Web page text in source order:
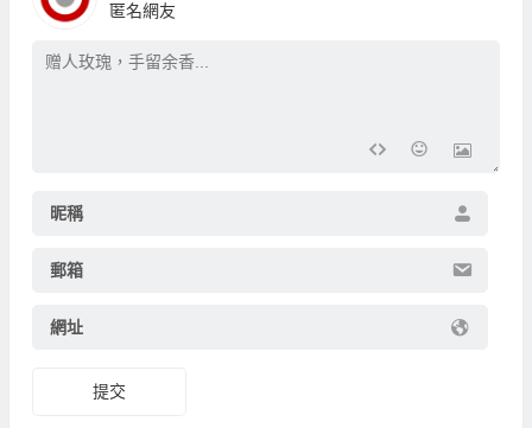
匿名網友
昵稱
郵箱
網址
提交